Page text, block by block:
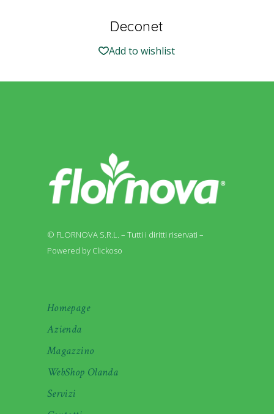
Deconet
Add to wishlist
© FLORNOVA S.R.L. – Tutti i diritti riservati –
Powered by Clickoso
Homepage
Azienda
Magazzino
WebShop Olanda
Servizi